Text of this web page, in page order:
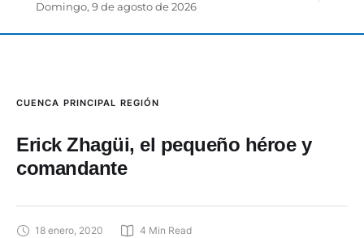
Domingo, 9 de agosto de 2026
CUENCA PRINCIPAL REGIÓN
Erick Zhagüi, el pequeño héroe y
comandante
18 enero, 2020 4 Min Read